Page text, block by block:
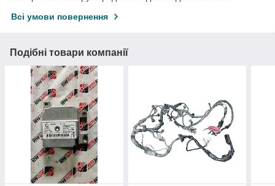
Всі умови повернення
Подібні товари компанії